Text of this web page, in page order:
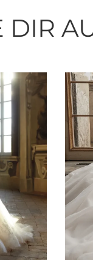
DIR